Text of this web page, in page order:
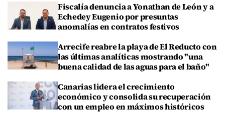
Fiscalía denuncia a Yonathan de León y a
Echedey Eugenio por presuntas
anomalías en contratos festivos
Arrecife reabre la playa de El Reducto con
las últimas analíticas mostrando "una
buena calidad de las aguas para el baño"
Canarias lidera el crecimiento
económico y consolida su recuperación
con un empleo en máximos históricos